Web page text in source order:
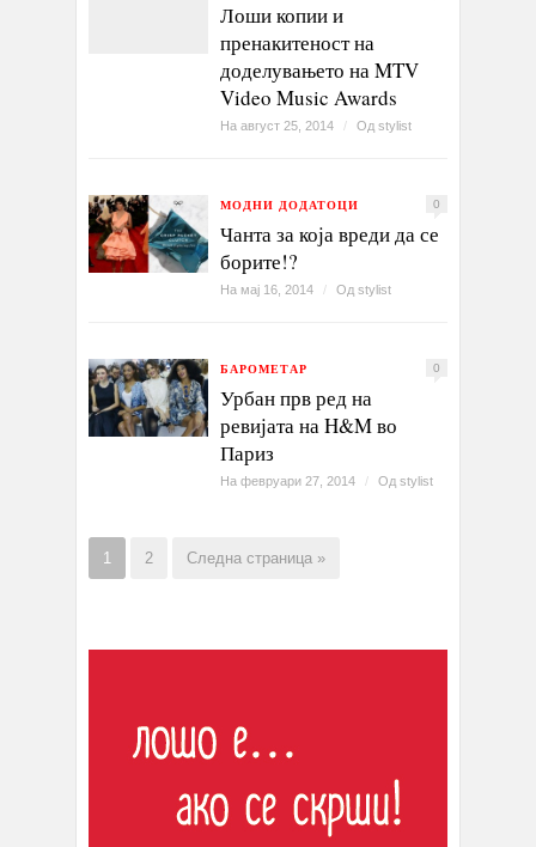
Лоши копии и
пренакитеност на
доделувањето на MTV
Video Music Awards
На август 25, 2014 / Од stylist
МОДНИ ДОДАТОЦИ 0
Чанта за која вреди да се
борите!?
На мај 16, 2014 / Од stylist
БАРОМЕТАР 0
Урбан прв ред на
ревијата на H&M во
Париз
На февруари 27, 2014 / Од stylist
1 2 Следна страница »